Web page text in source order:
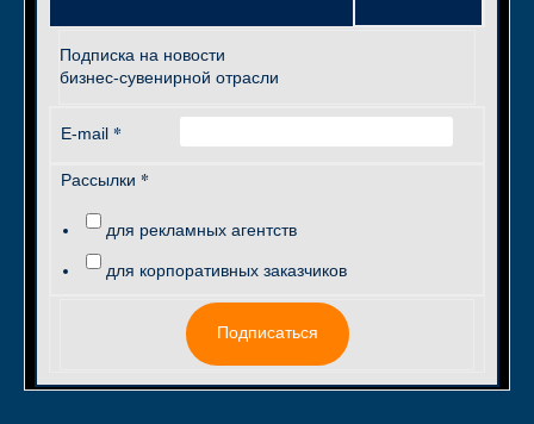
Подписка на новости
бизнес-сувенирной отрасли
E-mail *
Рассылки *
для рекламных агентств
для корпоративных заказчиков
Подписаться